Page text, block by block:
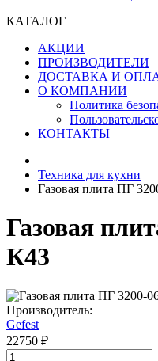
КАТАЛОГ
АКЦИИ
ПРОИЗВОДИТЕЛИ
ДОСТАВКА И
О КОМПАНИИ
Политика
КОНТАКТЫ
Техника для кухни
Газовая плита ПГ
Газовая
К43
Производитель:
Gefest
22750 ₽